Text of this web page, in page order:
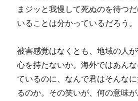
まジッと我慢して死ぬのを待つ
いることは分かっているだろう。
被害感覚はなくとも、地域の人
心を持たないか。海外ではあん
ているのに、なんで君はそんな
るのか。その笑いが、何の意味